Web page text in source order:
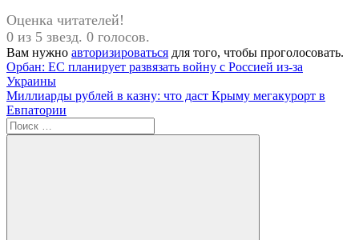
Оценка читателей!
0 из 5 звезд. 0 голосов.
Вам нужно авторизироваться для того, чтобы проголосовать.
Навигация
по
записям
Предыдущая
запись:
Орбан: ЕС планирует развязать войну с Россией из-за
Украины
Следующая
запись:
Миллиарды рублей в казну: что даст Крыму мегакурорт в
Евпатории
Поиск
для: